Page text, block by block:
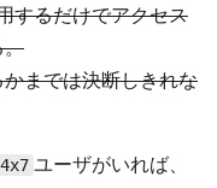
するだけでアクセス
。
までは決断しきれな
ユーザがいれば、